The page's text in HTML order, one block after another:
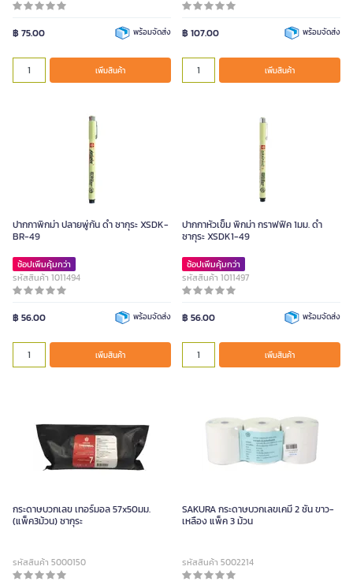
฿ 75.00 พร้อมจัดส่ง
เพิ่มสินค้า
฿ 107.00 พร้อมจัดส่ง
เพิ่มสินค้า
ปากกาพิกม่า ปลายพู่กัน ดำ ซากุระ XSDK-
BR-49
ช้อปเพิ่มคุ้มกว่า
รหัสสินค้า 1011494
฿ 56.00 พร้อมจัดส่ง
เพิ่มสินค้า
ปากกาหัวเข็ม พิกม่า กราฟฟิค 1มม. ดำ
ซากุระ XSDK1-49
ช้อปเพิ่มคุ้มกว่า
รหัสสินค้า 1011497
฿ 56.00 พร้อมจัดส่ง
เพิ่มสินค้า
กระดาษบวกเลข เทอร์มอล 57x50มม.
(แพ็ค3ม้วน) ซากุระ
รหัสสินค้า 5000150
SAKURA กระดาษบวกเลขเคมี 2 ชั้น ขาว-
เหลือง แพ็ค 3 ม้วน
รหัสสินค้า 5002214